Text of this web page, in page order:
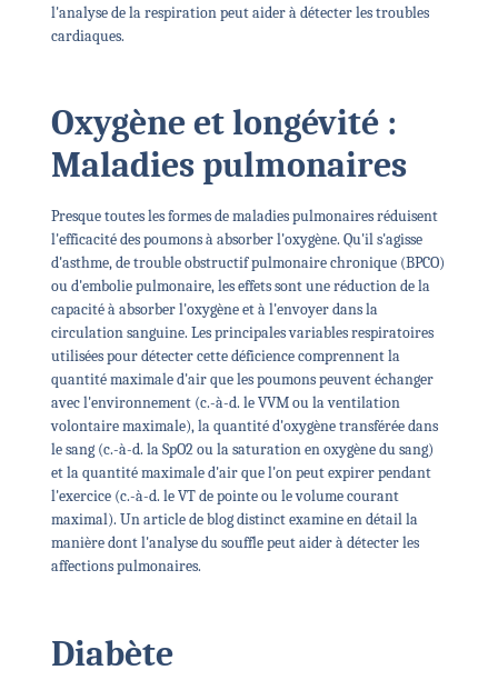
l'analyse de la respiration peut aider à détecter les troubles
cardiaques.
Oxygène et longévité :
Maladies pulmonaires
Presque toutes les formes de maladies pulmonaires réduisent
l'efficacité des poumons à absorber l'oxygène. Qu'il s'agisse
d'asthme, de trouble obstructif pulmonaire chronique (BPCO)
ou d'embolie pulmonaire, les effets sont une réduction de la
capacité à absorber l'oxygène et à l'envoyer dans la
circulation sanguine. Les principales variables respiratoires
utilisées pour détecter cette déficience comprennent la
quantité maximale d'air que les poumons peuvent échanger
avec l'environnement (c.-à-d. le VVM ou la ventilation
volontaire maximale), la quantité d'oxygène transférée dans
le sang (c.-à-d. la SpO2 ou la saturation en oxygène du sang)
et la quantité maximale d'air que l'on peut expirer pendant
l'exercice (c.-à-d. le VT de pointe ou le volume courant
maximal). Un article de blog distinct examine en détail la
manière dont l'analyse du souffle peut aider à détecter les
affections pulmonaires.
Diabète